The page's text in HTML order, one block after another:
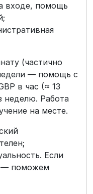
входе, помощь
(частично
— помощь с
в час (≈ 13
неделю. Работа
на месте.
Если
— поможем